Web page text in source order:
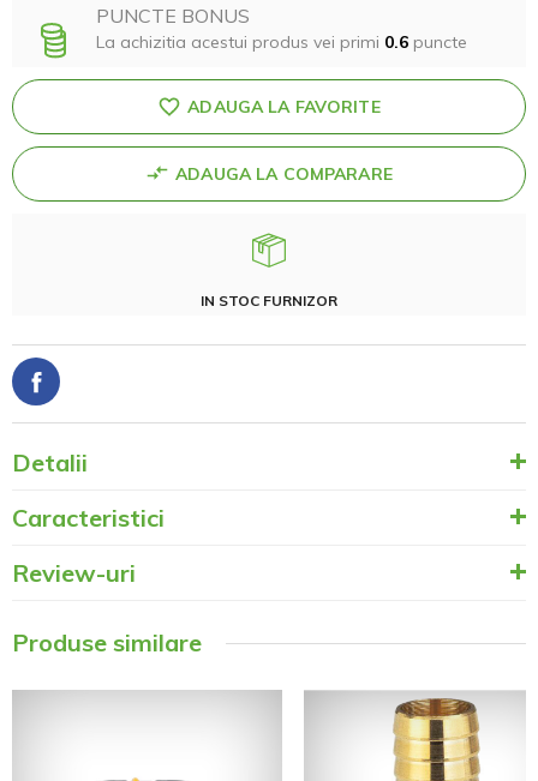
PUNCTE BONUS
La achizitia acestui produs vei primi 0.6 puncte
ADAUGA LA FAVORITE
ADAUGA LA COMPARARE
IN STOC FURNIZOR
Detalii
Caracteristici
Review-uri
Produse similare